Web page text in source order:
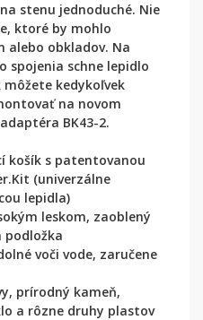
stenu jednoduché. Nie
ktoré by mohlo
alebo obkladov. Na
spojenia schne lepidlo
môžete kedykoľvek
na novom
BK43-2.
košík s patentovanou
(univerzálne
lepidla)
leskom, zaoblený
podložka
voči vode, zaručene
prírodný kameň,
a rôzne druhy plastov